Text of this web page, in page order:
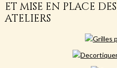
et mise en place
ateliers